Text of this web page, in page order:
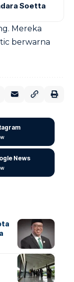
Soetta
Mereka
berwarna
News